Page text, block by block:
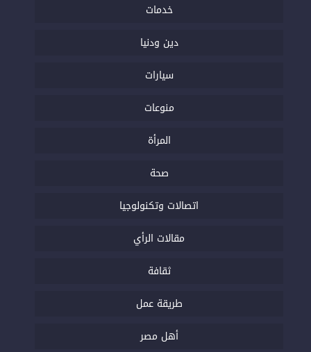
خدمات
دين ودنيا
سيارات
منوعات
المرأة
صحة
اتصالات وتكنولوجيا
مقالات الرأي
ثقافة
طريقة عمل
أهل مصر